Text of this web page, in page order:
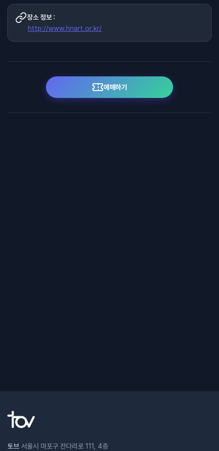
장소 정보 :
http://www.hnart.or.kr/
예매하기
토브 서울시 마포구 잔다리로 111, 4층